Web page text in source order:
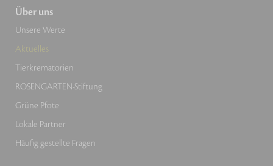
Über uns
Unsere Werte
Aktuelles
Tierkrematorien
ROSENGARTEN-Stiftung
Grüne Pfote
Lokale Partner
Häufig gestellte Fragen